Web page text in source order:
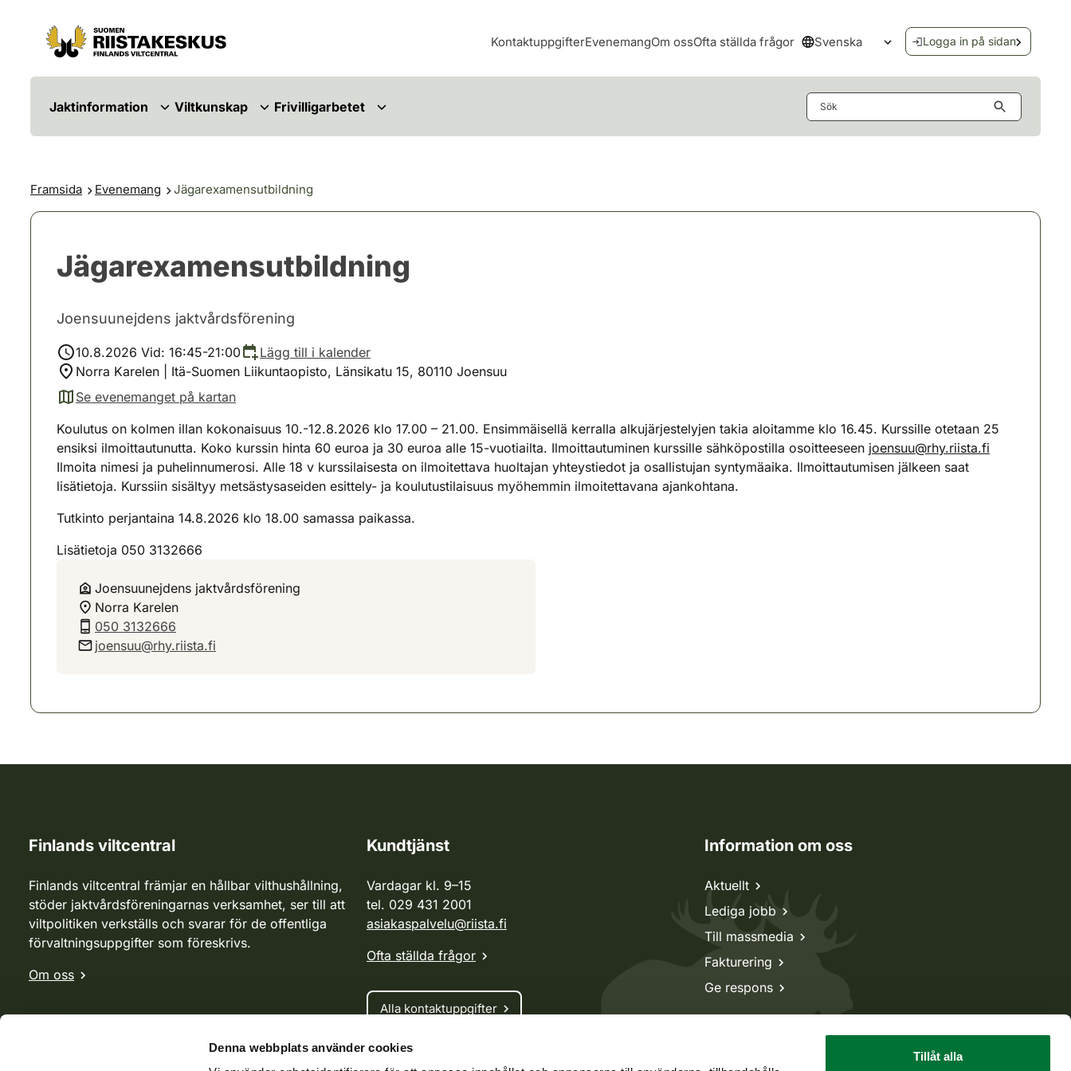
Denna webbplats använder cookies
Tillåt alla
Hoppa till innehåll
Gå till webbplatskartan
KontaktuppgifterEvenemangOm ossOfta ställda frågor Svenska
Öppna språkmenyn
Logga in på sidan
Jaktinformation Viltkunskap Frivilligarbetet
Framsida Evenemang Jägarexamensutbildning
Jägarexamensutbildning
Joensuunejdens jaktvårdsförening
10.8.2026 Vid: 16:45-21:00
Lägg till i kalender
Norra Karelen | Itä-Suomen Liikuntaopisto, Länsikatu 15, 80110 Joensuu
Se evenemanget på kartan
(avautuu uuteen välilehteen)
Koulutus on kolmen illan kokonaisuus 10.-12.8.2026 klo 17.00 – 21.00. Ensimmäisellä kerralla alkujärjestelyjen takia aloitamme klo 16.45. Kurssille otetaan 25
ensiksi ilmoittautunutta. Koko kurssin hinta 60 euroa ja 30 euroa alle 15-vuotiailta. Ilmoittautuminen kurssille sähköpostilla osoitteeseen joensuu@rhy.riista.fi
Ilmoita nimesi ja puhelinnumerosi. Alle 18 v kurssilaisesta on ilmoitettava huoltajan yhteystiedot ja osallistujan syntymäaika. Ilmoittautumisen jälkeen saat
lisätietoja. Kurssiin sisältyy metsästysaseiden esittely- ja koulutustilaisuus myöhemmin ilmoitettavana ajankohtana.
Tutkinto perjantaina 14.8.2026 klo 18.00 samassa paikassa.
Lisätietoja 050 3132666
Joensuunejdens jaktvårdsförening
Norra Karelen
050 3132666
joensuu@rhy.riista.fi
Finlands viltcentral
Finlands viltcentral främjar en hållbar vilthushållning,
stöder jaktvårdsföreningarnas verksamhet, ser till att
viltpolitiken verkställs och svarar för de offentliga
förvaltningsuppgifter som föreskrivs.
Om oss
Kundtjänst
Vardagar kl. 9–15
tel. 029 431 2001
asiakaspalvelu@riista.fi
Ofta ställda frågor
Alla kontaktuppgifter
Jaktkort
Information om oss
Aktuellt
Lediga jobb
Till massmedia
Fakturering
Ge respons